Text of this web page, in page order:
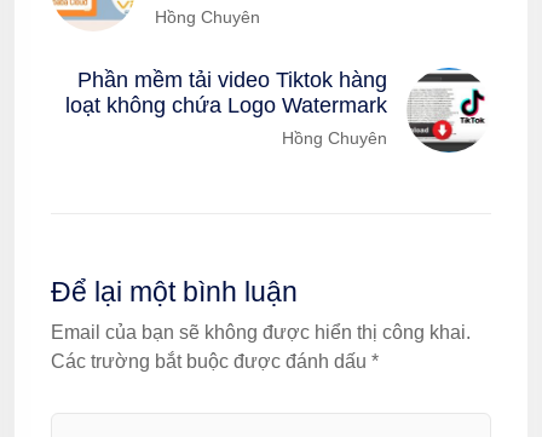
Hồng Chuyên
Phần mềm tải video Tiktok hàng
loạt không chứa Logo Watermark
Hồng Chuyên
Để lại một bình luận
Email của bạn sẽ không được hiển thị công khai.
Các trường bắt buộc được đánh dấu *